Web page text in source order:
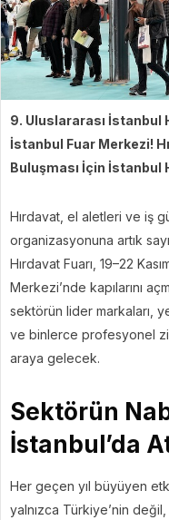
9. Uluslararası İstanbul
İstanbul Fuar Merkezi!
Buluşması İçin İstanbul
Hırdavat, el aletleri ve iş
organizasyonuna artık
Hırdavat Fuarı, 19–22
Merkezi’nde kapılarını
sektörün lider markaları,
ve binlerce profesyonel
araya gelecek.
Sektörün
İstanbul’da
Her geçen yıl büyüyen
yalnızca Türkiye’nin